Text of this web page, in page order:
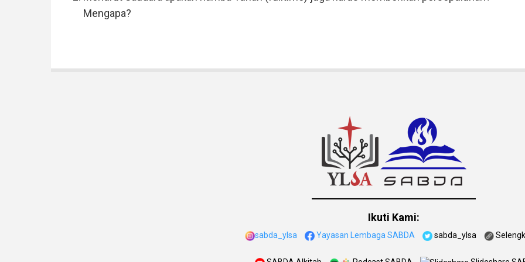
Mengapa?
Ikuti Kami:
sabda_ylsa Yayasan Lembaga SABDA sabda_ylsa